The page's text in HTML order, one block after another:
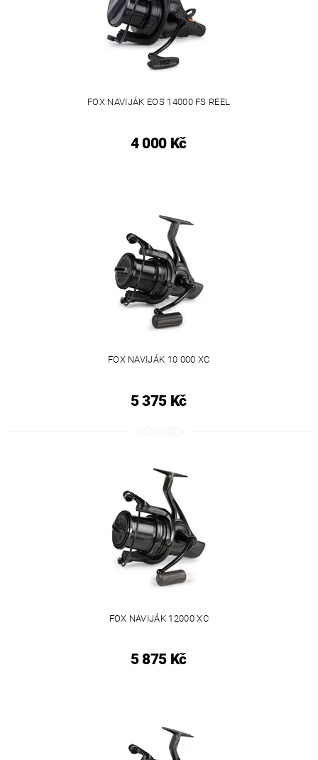
FOX NAVIJÁK EOS 14000 FS REEL
4 000 Kč
FOX NAVIJÁK 10 000 XC
5 375 Kč
FOX NAVIJÁK 12000 XC
5 875 Kč